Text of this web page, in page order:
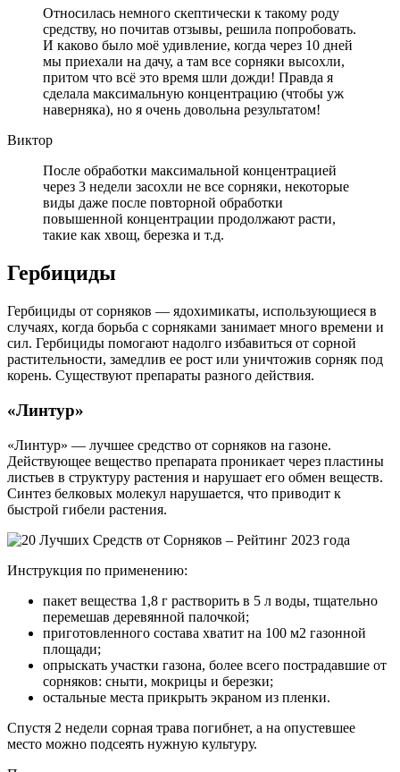
Относилась немного скептически к такому роду
средству, но почитав отзывы, решила попробовать.
И каково было моё удивление, когда через 10 дней
мы приехали на дачу, а там все сорняки высохли,
притом что всё это время шли дожди! Правда я
сделала максимальную концентрацию (чтобы уж
наверняка), но я очень довольна результатом!
Виктор
После обработки максимальной концентрацией
через 3 недели засохли не все сорняки, некоторые
виды даже после повторной обработки
повышенной концентрации продолжают расти,
такие как хвощ, березка и т.д.
Гербициды
Гербициды от сорняков — ядохимикаты, использующиеся в
случаях, когда борьба с сорняками занимает много времени и
сил. Гербициды помогают надолго избавиться от сорной
растительности, замедлив ее рост или уничтожив сорняк под
корень. Существуют препараты разного действия.
«Линтур»
«Линтур» — лучшее средство от сорняков на газоне.
Действующее вещество препарата проникает через пластины
листьев в структуру растения и нарушает его обмен веществ.
Синтез белковых молекул нарушается, что приводит к
быстрой гибели растения.
Инструкция по применению:
пакет вещества 1,8 г растворить в 5 л воды, тщательно
перемешав деревянной палочкой;
приготовленного состава хватит на 100 м2 газонной
площади;
опрыскать участки газона, более всего пострадавшие от
сорняков: сныти, мокрицы и березки;
остальные места прикрыть экраном из пленки.
Спустя 2 недели сорная трава погибнет, а на опустевшее
место можно подсеять нужную культуру.